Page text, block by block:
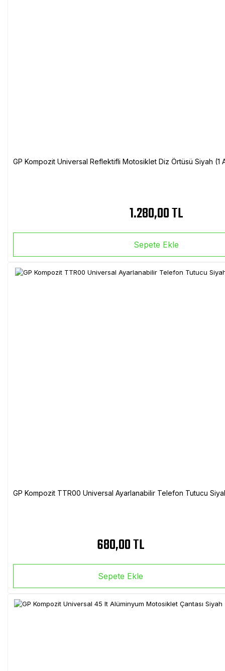
GP Kompozit Universal Reflektifli Motosiklet Diz Örtüsü Siyah
1.280,00 TL
Sepete Ekle
GP Kompozit TTR00 Universal Ayarlanabilir Telefon Tutucu
680,00 TL
Sepete Ekle